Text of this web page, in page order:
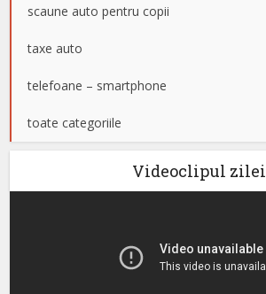
scaune auto pentru copii
taxe auto
telefoane – smartphone
toate categoriile
Videoclipul zilei